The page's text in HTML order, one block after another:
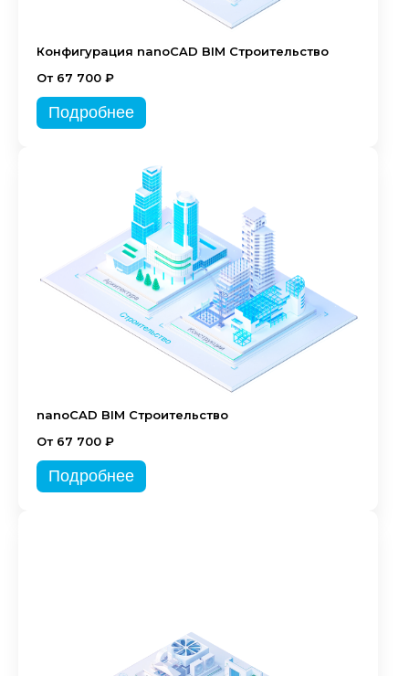
Конфигурация nanoCAD BIM Строительство
От 67 700 ₽
Подробнее
nanoCAD BIM Строительство
От 67 700 ₽
Подробнее